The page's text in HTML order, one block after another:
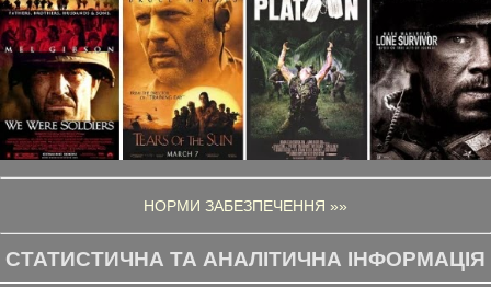
НОРМИ ЗАБЕЗПЕЧЕННЯ »»
СТАТИСТИЧНА ТА АНАЛІТИЧНА ІНФОРМАЦІЯ